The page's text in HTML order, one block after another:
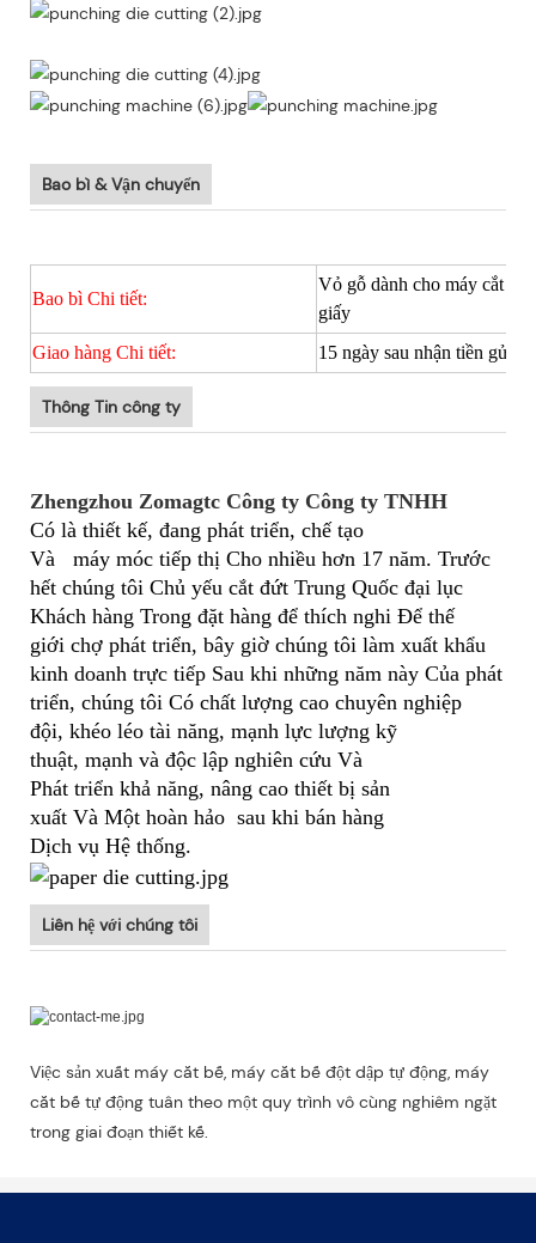
Bao bì & Vận chuyển
Bao bì Chi tiết:
Vỏ gỗ dành cho máy cắt
giấy
Giao hàng Chi tiết:
15 ngày sau nhận tiền gửi
Thông Tin công ty
Zhengzhou Zomagtc Công ty Công ty TNHH
Có là thiết kế, đang phát triển, chế tạo
Và
máy móc tiếp thị Cho nhiều hơn 17 năm. Trước
hết chúng tôi Chủ yếu cắt đứt Trung Quốc đại lục
Khách hàng Trong đặt hàng để thích nghi Để thế
giới chợ phát triển, bây giờ chúng tôi làm xuất khẩu
kinh doanh trực tiếp Sau khi những năm này Của phát
triển, chúng tôi Có chất lượng cao chuyên nghiệp
đội, khéo léo tài năng, mạnh lực lượng kỹ
thuật, mạnh và độc lập nghiên cứu Và
Phát triển khả năng, nâng cao thiết bị sản
xuất Và Một hoàn hảo sau khi bán hàng
Dịch vụ Hệ thống.
Liên hệ với chúng tôi
Việc sản xuất máy cắt bế, máy cắt bế đột dập tự động, máy
cắt bế tự động tuân theo một quy trình vô cùng nghiêm ngặt
trong giai đoạn thiết kế.